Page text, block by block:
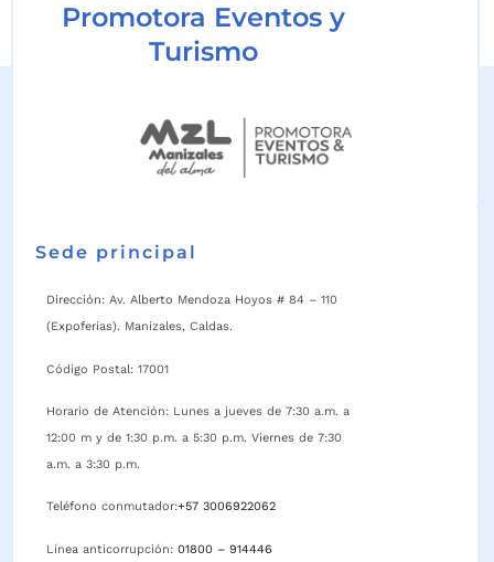
Promotora Eventos y
Turismo
Sede principal
Dirección: Av. Alberto Mendoza Hoyos # 84 – 110
(Expoferias). Manizales, Caldas.
Código Postal: 17001
Horario de Atención: Lunes a jueves de 7:30 a.m. a
12:00 m y de 1:30 p.m. a 5:30 p.m. Viernes de 7:30
a.m. a 3:30 p.m.
Teléfono conmutador:+57 3006922062
Línea anticorrupción: 01800 – 914446